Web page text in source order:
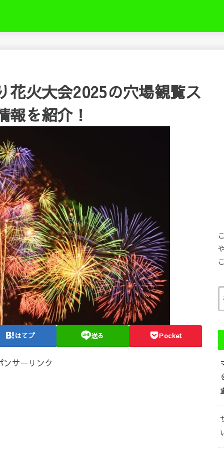
花火大会2025の穴場観覧ス
報を紹介！
はてブ 送る Pocket
ンサーリンク